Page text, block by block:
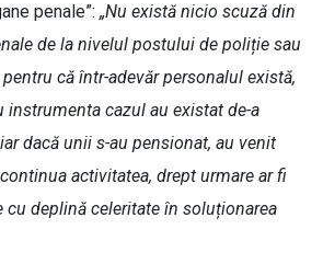
penale”: „Nu există nicio scuză din
de la nivelul postului de poliție sau
că într-adevăr personalul există,
instrumenta cazul au existat de-a
dacă unii s-au pensionat, au venit
activitatea, drept urmare ar fi
cu deplină celeritate în soluționarea